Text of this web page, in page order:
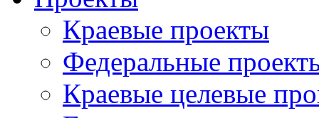
Краевые проекты
Федеральные
Краевые целевые